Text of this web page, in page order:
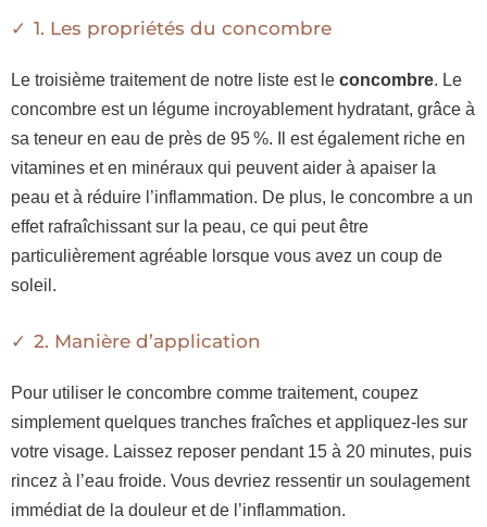
1. Les propriétés du concombre
Le troisième traitement de notre liste est le concombre. Le
concombre est un légume incroyablement hydratant, grâce à
sa teneur en eau de près de 95 %. Il est également riche en
vitamines et en minéraux qui peuvent aider à apaiser la
peau et à réduire l’inflammation. De plus, le concombre a un
effet rafraîchissant sur la peau, ce qui peut être
particulièrement agréable lorsque vous avez un coup de
soleil.
2. Manière d’application
Pour utiliser le concombre comme traitement, coupez
simplement quelques tranches fraîches et appliquez-les sur
votre visage. Laissez reposer pendant 15 à 20 minutes, puis
rincez à l’eau froide. Vous devriez ressentir un soulagement
immédiat de la douleur et de l’inflammation.